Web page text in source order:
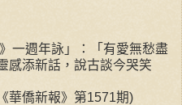
一週年詠」：「有愛無愁盡
感添新話，說古談今哭笑
華僑新報》第1571期)